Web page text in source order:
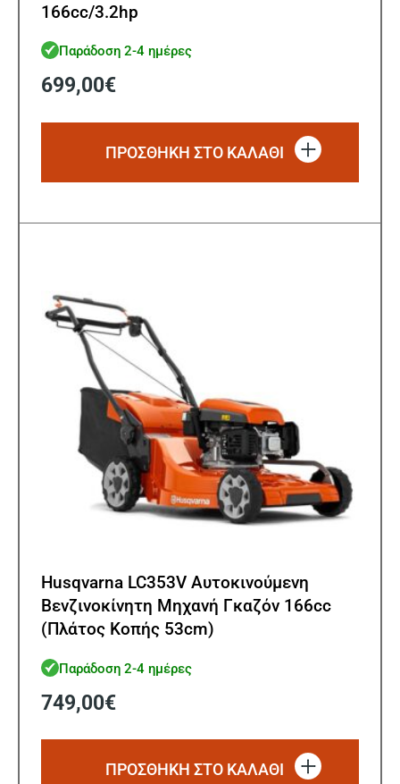
166cc/3.2hp
Παράδοση 2-4 ημέρες
699,00€
ΠΡΟΣΘΗΚΗ ΣΤΟ ΚΑΛΑΘΙ
Husqvarna LC353V Αυτοκινούμενη
Βενζινοκίνητη Μηχανή Γκαζόν 166cc
(Πλάτος Κοπής 53cm)
Παράδοση 2-4 ημέρες
749,00€
ΠΡΟΣΘΗΚΗ ΣΤΟ ΚΑΛΑΘΙ